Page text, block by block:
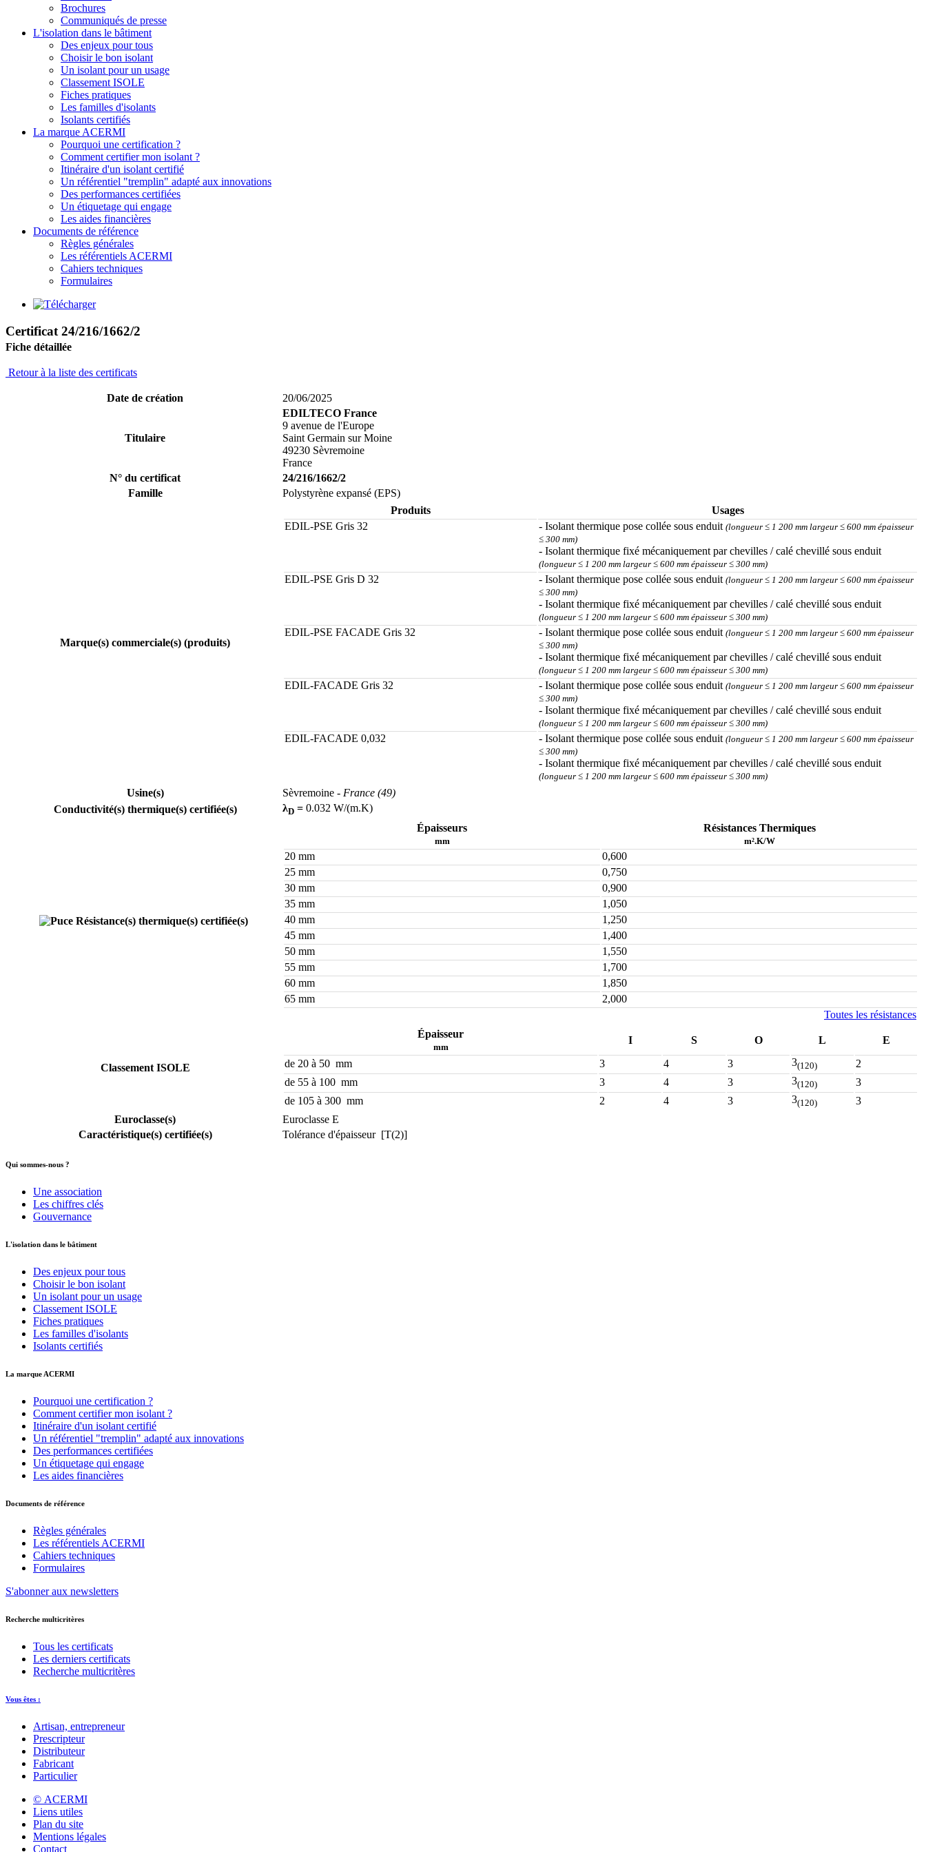
Brochures
Communiqués de presse
L'isolation dans le bâtiment
Des enjeux pour tous
Choisir le bon isolant
Un isolant pour un usage
Classement ISOLE
Fiches pratiques
Les familles d'isolants
Isolants certifiés
La marque ACERMI
Pourquoi une certification ?
Comment certifier mon isolant ?
Itinéraire d'un isolant certifié
Un référentiel "tremplin" adapté aux innovations
Des performances certifiées
Un étiquetage qui engage
Les aides financières
Documents de référence
Règles générales
Les référentiels ACERMI
Cahiers techniques
Formulaires
Certificat 24/216/1662/2
Fiche détaillée
Retour à la liste des certificats
Date de création 20/06/2025
Titulaire
EDILTECO France
9 avenue de l'Europe
Saint Germain sur Moine
49230 Sèvremoine
France
N° du certificat
24/216/1662/2
Famille
Polystyrène expansé (EPS)
Marque(s) commerciale(s) (produits)
Produits
Usages
EDIL-PSE Gris 32
- Isolant thermique pose collée sous enduit (longueur ≤ 1 200 mm largeur ≤ 600 mm épaisseur
≤ 300 mm)
- Isolant thermique fixé mécaniquement par chevilles / calé chevillé sous enduit
(longueur ≤ 1 200 mm largeur ≤ 600 mm épaisseur ≤ 300 mm)
EDIL-PSE Gris D 32 - Isolant thermique pose collée sous enduit (longueur ≤ 1 200 mm largeur ≤ 600 mm épaisseur
≤ 300 mm)
- Isolant thermique fixé mécaniquement par chevilles / calé chevillé sous enduit
(longueur ≤ 1 200 mm largeur ≤ 600 mm épaisseur ≤ 300 mm)
EDIL-PSE FACADE Gris 32 - Isolant thermique pose collée sous enduit (longueur ≤ 1 200 mm largeur ≤ 600 mm épaisseur
≤ 300 mm)
- Isolant thermique fixé mécaniquement par chevilles / calé chevillé sous enduit
(longueur ≤ 1 200 mm largeur ≤ 600 mm épaisseur ≤ 300 mm)
EDIL-FACADE Gris 32 - Isolant thermique pose collée sous enduit (longueur ≤ 1 200 mm largeur ≤ 600 mm épaisseur
≤ 300 mm)
- Isolant thermique fixé mécaniquement par chevilles / calé chevillé sous enduit
(longueur ≤ 1 200 mm largeur ≤ 600 mm épaisseur ≤ 300 mm)
EDIL-FACADE 0,032 - Isolant thermique pose collée sous enduit (longueur ≤ 1 200 mm largeur ≤ 600 mm épaisseur
≤ 300 mm)
- Isolant thermique fixé mécaniquement par chevilles / calé chevillé sous enduit
(longueur ≤ 1 200 mm largeur ≤ 600 mm épaisseur ≤ 300 mm)
Usine(s) Sèvremoine - France (49)
Conductivité(s) thermique(s) certifiée(s)
λD = 0.032 W/(m.K)
Résistance(s) thermique(s) certifiée(s)
Épaisseurs
mm
Résistances Thermiques
m².K/W
20 mm
0,600
25 mm
0,750
30 mm
0,900
35 mm
1,050
40 mm
1,250
45 mm
1,400
50 mm
1,550
55 mm
1,700
60 mm
1,850
65 mm
2,000
Toutes les résistances
Classement ISOLE
Épaisseur
mm
I S O L
E
de 20 à 50 mm
3 4 3 3(120)
2
de 55 à 100 mm
3 4 3 3(120)
3
de 105 à 300 mm
2 4 3 3(120)
3
Euroclasse(s)
Euroclasse E
Caractéristique(s) certifiée(s)
Tolérance d'épaisseur [T(2)]
Qui sommes-nous ?
Une association
Les chiffres clés
Gouvernance
L'isolation dans le bâtiment
Des enjeux pour tous
Choisir le bon isolant
Un isolant pour un usage
Classement ISOLE
Fiches pratiques
Les familles d'isolants
Isolants certifiés
La marque ACERMI
Pourquoi une certification ?
Comment certifier mon isolant ?
Itinéraire d'un isolant certifié
Un référentiel "tremplin" adapté aux innovations
Des performances certifiées
Un étiquetage qui engage
Les aides financières
Documents de référence
Règles générales
Les référentiels ACERMI
Cahiers techniques
Formulaires
S'abonner aux newsletters
Recherche multicritères
Tous les certificats
Les derniers certificats
Recherche multicritères
Vous êtes :
Artisan, entrepreneur
Prescripteur
Distributeur
Fabricant
Particulier
© ACERMI
Liens utiles
Plan du site
Mentions légales
Contact